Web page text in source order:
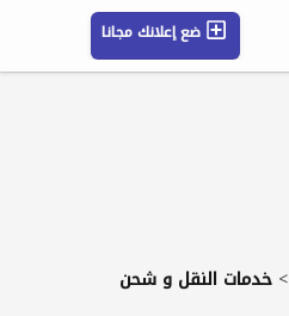
ضع إعلانك مجانا
حسابي / تسجيل
> خدمات النقل و شحن